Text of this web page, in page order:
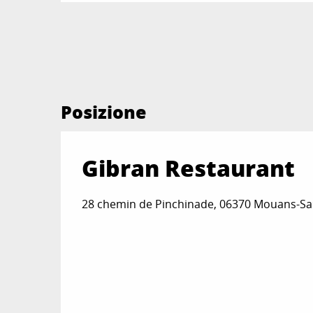
Posizione
Gibran Restaurant
28 chemin de Pinchinade, 06370 Mouans-